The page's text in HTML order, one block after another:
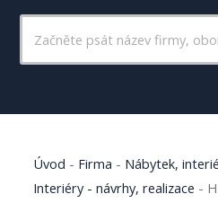
Úvod - Firma - Nábytek,
Interiéry - návrhy, realizace -